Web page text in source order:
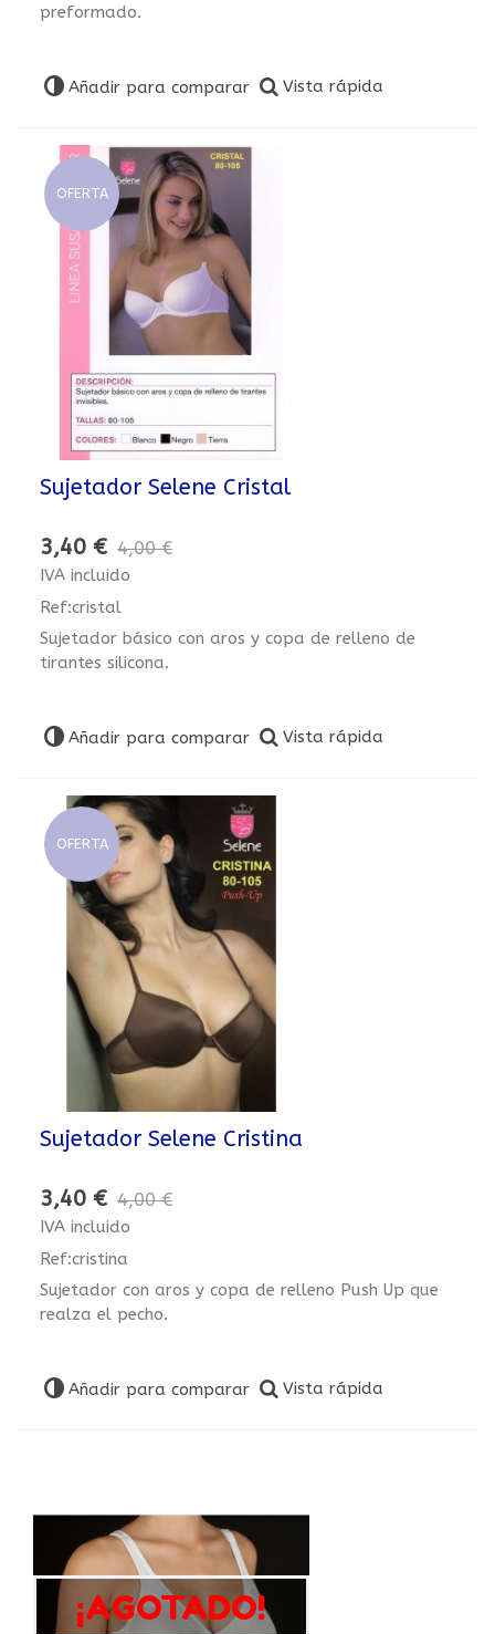
preformado.
Añadir para comparar Vista rápida
OFERTA
Sujetador Selene Cristal
3,40 € 4,00 €
IVA incluido
Ref:cristal
Sujetador básico con aros y copa de relleno de
tirantes silicona.
Añadir para comparar Vista rápida
OFERTA
Sujetador Selene Cristina
3,40 € 4,00 €
IVA incluido
Ref:cristina
Sujetador con aros y copa de relleno Push Up que
realza el pecho.
Añadir para comparar Vista rápida
¡AGOTADO!